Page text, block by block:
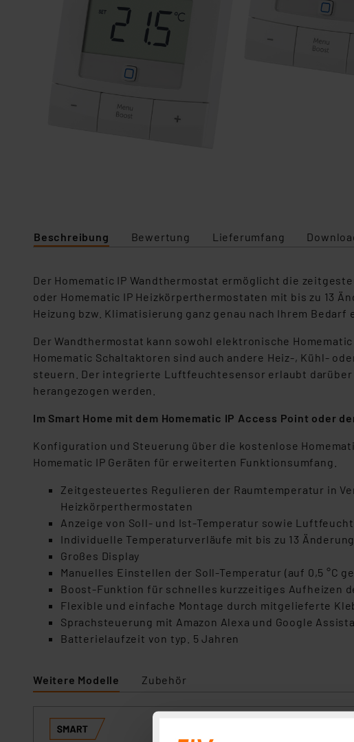
Beschreibung Bewertung Lieferumfang
Der Homematic IP Wandthermostat ermöglicht die
oder Homematic IP Heizkörperthermostaten mit bis zu 13
Heizung bzw. Klimatisierung ganz genau nach Ihrem Bedarf
Der Wandthermostat kann sowohl elektronische
Homematic Schaltaktoren sind auch andere Heiz-, Kühl-
steuern. Der integrierte Luftfeuchtesensor erlaubt darüber
herangezogen werden.
Im Smart Home mit dem Homematic IP Access Point oder
Konfiguration und Steuerung über die kostenlose
Homematic IP Geräten für erweiterten Funktionsumfang.
Zeitgesteuertes Regulieren der Raumtemperatur in
Heizkörperthermostaten
Anzeige von Soll- und Ist-Temperatur sowie
Individuelle Temperaturverläufe mit bis zu 13
Großes Display
Manuelles Einstellen der Soll-Temperatur (auf 0,5 °C
Boost-Funktion für schnelles kurzzeitiges Aufheizen
Flexible und einfache Montage durch mitgelieferte
Sprachsteuerung mit Amazon Alexa und Google
Batterielaufzeit von typ. 5 Jahren
Weitere Modelle Zubehör